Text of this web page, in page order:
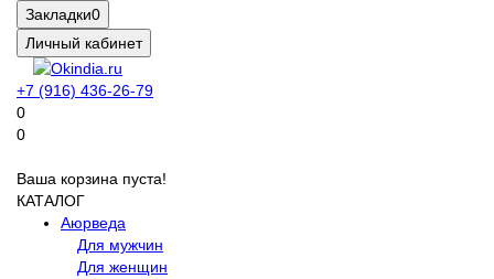
Закладки0
Личный кабинет
+7 (916) 436-26-79
0
0
Ваша корзина пуста!
КАТАЛОГ
Аюрведа
Для мужчин
Для женщин